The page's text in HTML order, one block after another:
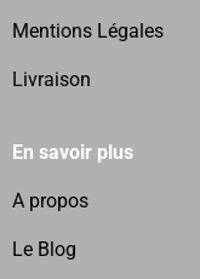
Mentions Légales
Livraison
En savoir plus
A propos
Le Blog